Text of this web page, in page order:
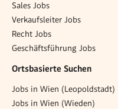
Sales Jobs
Verkaufsleiter Jobs
Recht Jobs
Geschäftsführung Jobs
Ortsbasierte Suchen
Jobs in Wien (Leopoldstadt)
Jobs in Wien (Wieden)